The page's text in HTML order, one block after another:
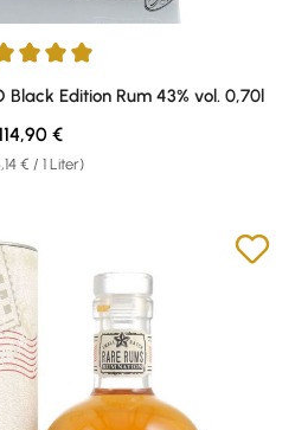
von 5 von 5 Sternen
Black Edition Rum 43% vol. 0,70l
€ / 1 Liter)
Preis:
€